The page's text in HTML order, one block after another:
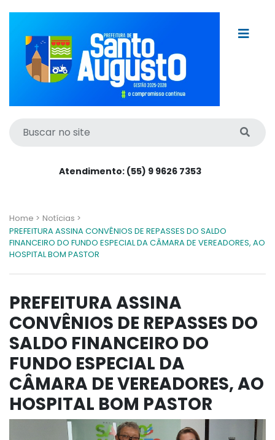
Atendimento: (55) 9 9626 7353
Home > Notícias >
PREFEITURA ASSINA CONVÊNIOS DE REPASSES DO SALDO
FINANCEIRO DO FUNDO ESPECIAL DA CÂMARA DE VEREADORES, AO
HOSPITAL BOM PASTOR
PREFEITURA ASSINA
CONVÊNIOS DE REPASSES DO
SALDO FINANCEIRO DO
FUNDO ESPECIAL DA
CÂMARA DE VEREADORES, AO
HOSPITAL BOM PASTOR